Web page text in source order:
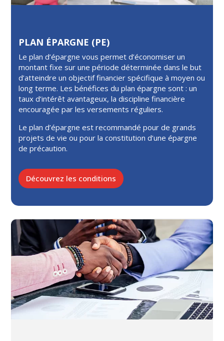
PLAN ÉPARGNE (PE)
Le plan d’épargne vous permet d’économiser un
montant fixe sur une période déterminée dans le but
d’atteindre un objectif financier spécifique à moyen ou
long terme. Les bénéfices du plan épargne sont : un
taux d’intérêt avantageux, la discipline financière
encouragée par les versements réguliers.
Le plan d’épargne est recommandé pour de grands
projets de vie ou pour la constitution d’une épargne
de précaution.
Découvrez les conditions